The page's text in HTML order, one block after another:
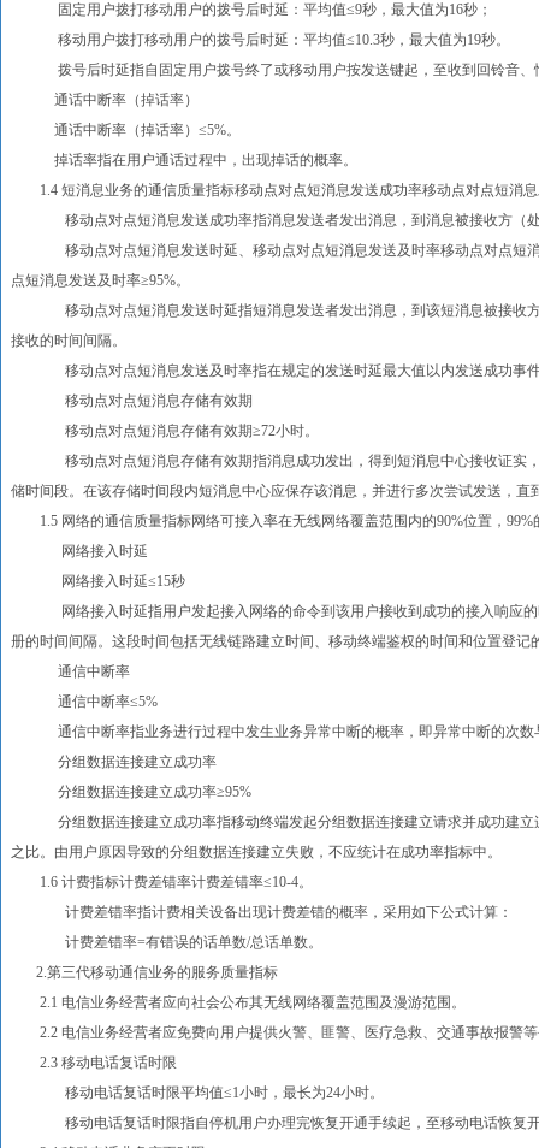
固定用户拨打移动用户的拨号后时延：平均值≤9秒，最大值为16秒；
移动用户拨打移动用户的拨号后时延：平均值≤10.3秒，最大值为19秒。
拨号后时延指自固定用户拨号终了或移动用户按发送键起，至收到回铃音、
通话中断率（掉话率）
通话中断率（掉话率）≤5%。
掉话率指在用户通话过程中，出现掉话的概率。
1.4 短消息业务的通信质量指标移动点对点短消息发送成功率移动点对点短消息
移动点对点短消息发送成功率指消息发送者发出消息，到消息被接收方（处
移动点对点短消息发送时延、移动点对点短消息发送及时率移动点对点短消
点短消息发送及时率≥95%。
移动点对点短消息发送时延指短消息发送者发出消息，到该短消息被接收方
接收的时间间隔。
移动点对点短消息发送及时率指在规定的发送时延最大值以内发送成功事件
移动点对点短消息存储有效期
移动点对点短消息存储有效期≥72小时。
移动点对点短消息存储有效期指消息成功发出，得到短消息中心接收证实，
储时间段。在该存储时间段内短消息中心应保存该消息，并进行多次尝试发送，
1.5 网络的通信质量指标网络可接入率在无线网络覆盖范围内的90%位置，99%
网络接入时延
网络接入时延≤15秒
网络接入时延指用户发起接入网络的命令到该用户接收到成功的接入响应的
册的时间间隔。这段时间包括无线链路建立时间、移动终端鉴权的时间和位置登记
通信中断率
通信中断率≤5%
通信中断率指业务进行过程中发生业务异常中断的概率，即异常中断的次数
分组数据连接建立成功率
分组数据连接建立成功率≥95%
分组数据连接建立成功率指移动终端发起分组数据连接建立请求并成功建立
之比。由用户原因导致的分组数据连接建立失败，不应统计在成功率指标中。
1.6 计费指标计费差错率计费差错率≤10-4。
计费差错率指计费相关设备出现计费差错的概率，采用如下公式计算：
计费差错率=有错误的话单数/总话单数。
2.第三代移动通信业务的服务质量指标
2.1 电信业务经营者应向社会公布其无线网络覆盖范围及漫游范围。
2.2 电信业务经营者应免费向用户提供火警、匪警、医疗急救、交通事故报警
2.3 移动电话复话时限
移动电话复话时限平均值≤1小时，最长为24小时。
移动电话复话时限指自停机用户办理完恢复开通手续起，至移动电话恢复开